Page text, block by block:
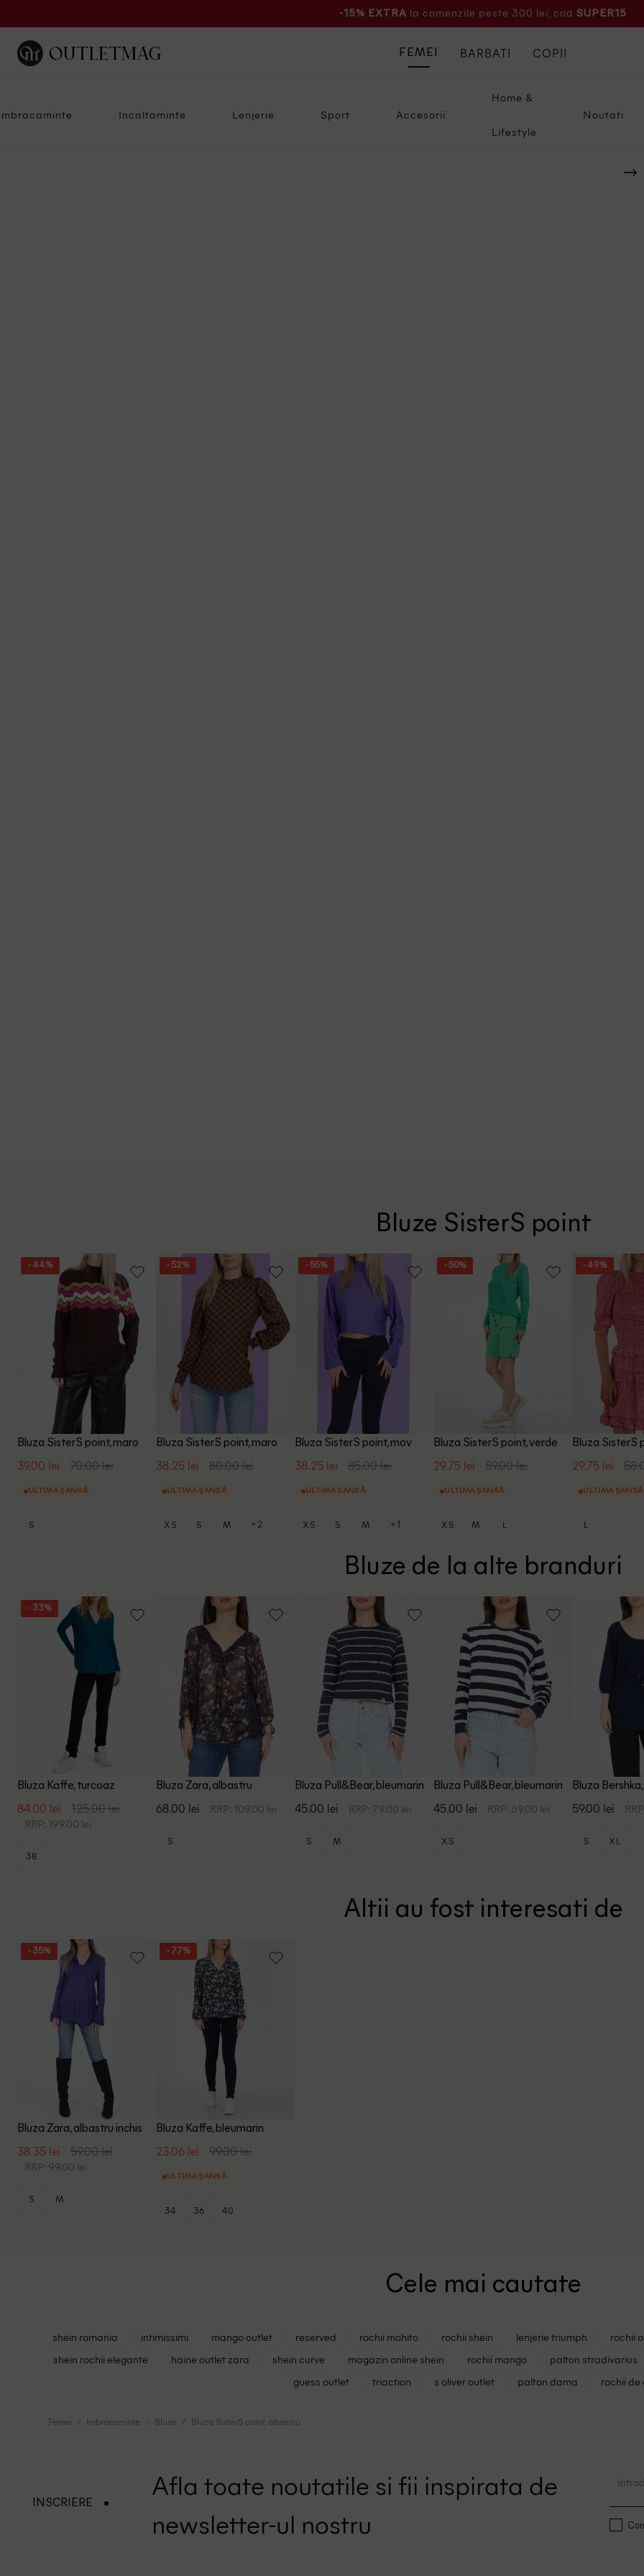
-15% EXTRA la comenzile peste 300 lei, cod SUPER15
Incaltaminte Lenjerie Sport Accesorii
Home &
Lifestyle
Noutati
FEMEI BARBATI COPII
Bluze SisterS point
- 44%
Bluza SisterS point, maro
39.00 lei 70.00 lei
ULTIMA ȘANSĂ
S
- 52%
Bluza SisterS point, maro
38.25 lei 80.00 lei
ULTIMA ȘANSĂ
XS S M +2
- 55%
Bluza SisterS point, mov
38.25 lei 85.00 lei
ULTIMA ȘANSĂ
XS S M +1
- 50%
Bluza SisterS point, verde
29.75 lei 59.00 lei
ULTIMA ȘANSĂ
XS M L
- 49%
Bluza SisterS
29.75 lei
ULTIMA ȘANSĂ
L
Bluze de la alte branduri
- 33%
Bluza Kaffe, turcoaz
84.00 lei 125.00 lei
RRP: 199.00 lei
38
Bluza Zara, albastru
68.00 lei RRP: 109.00 lei
S
Bluza Pull&Bear, bleumarin
45.00 lei RRP: 79.00 lei
S M
Bluza Pull&Bear, bleumarin
45.00 lei RRP: 69.00 lei
XS
Bluza
59.00 lei
S XL
Altii au fost interesati de
- 35%
Bluza Zara, albastru inchis
38.35 lei 59.00 lei
RRP: 99.00 lei
S M
- 77%
Bluza Kaffe, bleumarin
23.06 lei 99.00 lei
ULTIMA ȘANSĂ
34 36 40
Cele mai cautate
shein romania intimissimi mango outlet reserved rochii mohito rochii shein lenjerie triumph rochii
shein rochii elegante
haine outlet zara shein curve magazin online shein rochii mango palton stradivarius
guess outlet
triaction s oliver outlet palton dama rochii de
Femei Imbracaminte Bluze Bluza SisterS point, albastru
INSCRIERE
Afla toate noutatile si fii inspirata de
newsletter-ul nostru